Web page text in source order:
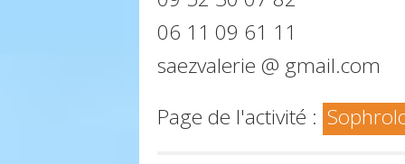
06 11 09 61 11
saezvalerie @ gmail.com
Page de l'activité :